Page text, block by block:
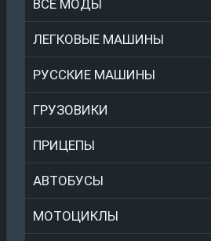
ВСЕ МОДЫ
ЛЕГКОВЫЕ МАШИНЫ
РУССКИЕ МАШИНЫ
ГРУЗОВИКИ
ПРИЦЕПЫ
АВТОБУСЫ
МОТОЦИКЛЫ